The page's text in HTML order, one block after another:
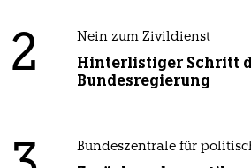
2 Nein zum Zivildienst
Hinterlistiger Schritt
Bundesregierung
Bundeszentrale für